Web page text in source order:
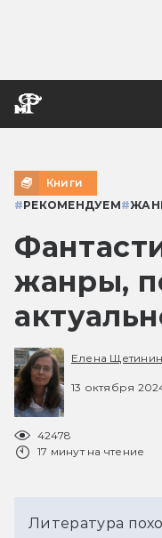
Книги
#РЕКОМЕНДУЕМ#
жанры,
Елена
13 октября
42478
17 минут на чтение
Литература